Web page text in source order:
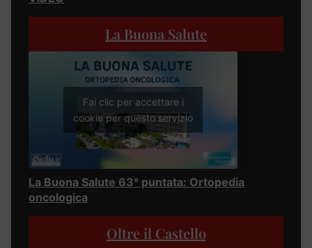
La Buona Salute
Fai clic per accettare i
cookie per questo servizio
La Buona Salute 63° puntata: Ortopedia
oncologica
Oltre il Castello